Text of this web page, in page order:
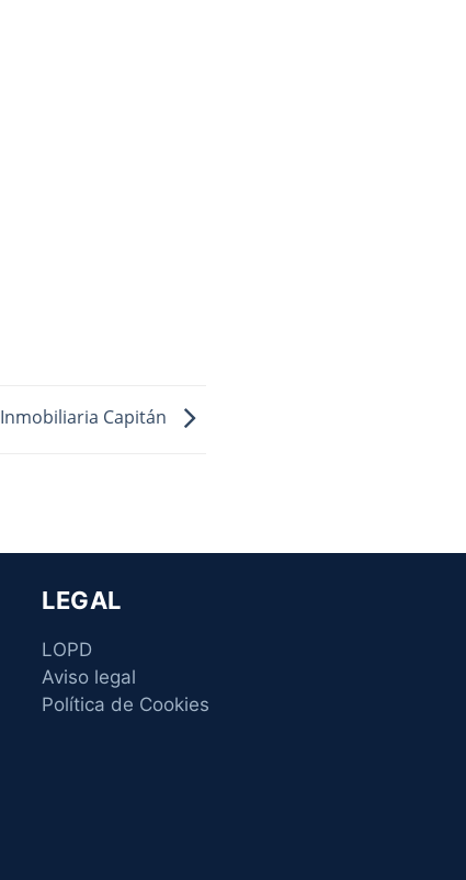
Inmobiliaria Capitán
LEGAL
LOPD
Aviso legal
Política de Cookies